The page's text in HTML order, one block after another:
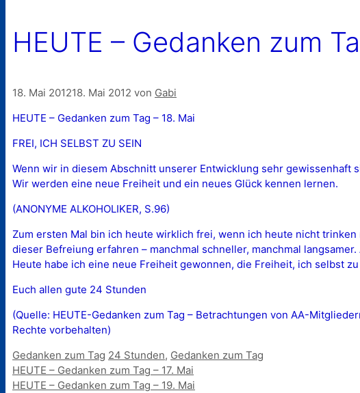
HEUTE – Gedanken zum
18. Mai 201218. Mai 2012 von Gabi
HEUTE – Gedanken zum Tag – 18. Mai
FREI, ICH SELBST ZU SEIN
Wenn wir in diesem Abschnitt unserer Entwicklung sehr
Wir werden eine neue Freiheit und ein neues Glück kennen lernen.
(ANONYME ALKOHOLIKER, S.96)
Zum ersten Mal bin ich heute wirklich frei, wenn ich heute nicht
dieser Befreiung erfahren – manchmal schneller, manchmal
Heute habe ich eine neue Freiheit gewonnen, die Freiheit, ich selbst
Euch allen gute 24 Stunden
(Quelle: HEUTE-Gedanken zum Tag – Betrachtungen von AA-
Rechte vorbehalten)
Kategorien
Gedanken zum Tag Schlagwörter
24 Stunden, Gedanken zum Tag
HEUTE – Gedanken zum Tag – 17. Mai
HEUTE – Gedanken zum Tag – 19. Mai